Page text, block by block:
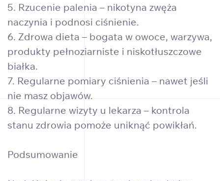
5. Rzucenie palenia – nikotyna zwęża
naczynia i podnosi ciśnienie.
6. Zdrowa dieta – bogata w owoce, warzywa,
produkty pełnoziarniste i niskotłuszczowe
białka.
7. Regularne pomiary ciśnienia – nawet jeśli
nie masz objawów.
8. Regularne wizyty u lekarza – kontrola
stanu zdrowia pomoże uniknąć powikłań.
Podsumowanie